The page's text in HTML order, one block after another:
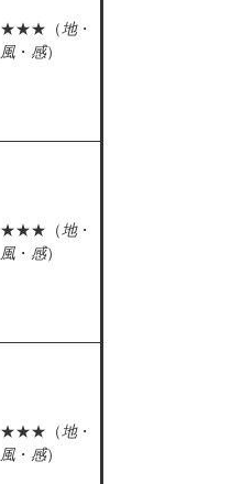
★★★（地・
風 ・ 感）
★★★（地・
風 ・ 感）
★★★（地・
風 ・ 感）